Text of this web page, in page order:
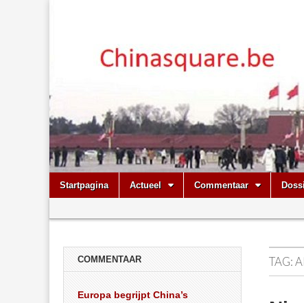
Main
menu
Skip
Startpagina Actueel Commentaar
menu
TAG:
COMMENTAAR
Europa begrijpt China’s